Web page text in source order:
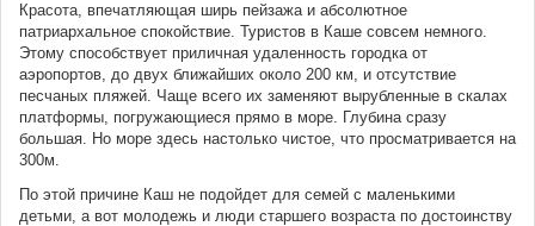
Красота, впечатляющая ширь пейзажа и абсолютное
патриархальное спокойствие. Туристов в Каше совсем немного.
Этому способствует приличная удаленность городка от
аэропортов, до двух ближайших около 200 км, и отсутствие
песчаных пляжей. Чаще всего их заменяют вырубленные в скалах
платформы, погружающиеся прямо в море. Глубина сразу
большая. Но море здесь настолько чистое, что просматривается на
300м.
По этой причине Каш не подойдет для семей с маленькими
детьми, а вот молодежь и люди старшего возраста по достоинству